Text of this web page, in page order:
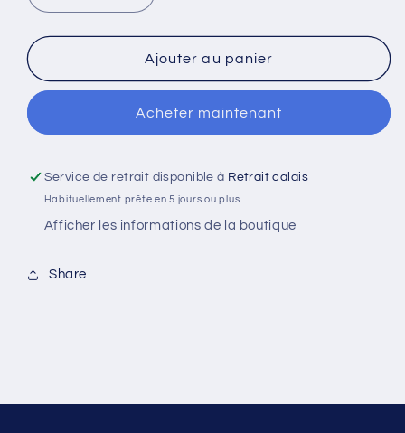
la
quantité
Simba
la
quantité
de
Simba
Ajouter au panier
Acheter maintenant
Service de retrait disponible à Retrait calais
Habituellement prête en 5 jours ou plus
Afficher les informations de la boutique
Share